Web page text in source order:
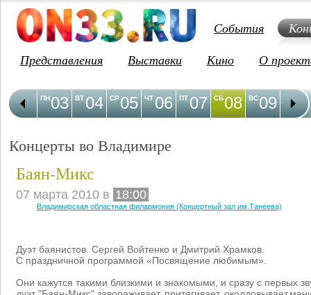
События
Представления
Выставки Кино О
03
ПН 04
ВТ 05
СР 06
ЧТ 07
ПТ 08
СБ 09
ВС 10
ПН
Концерты во Владимире
Баян-Микс
07 марта 2010 в 18:00
Владимирская областная филармония (Концертный зал им.Танеева)
Дуэт баянистов. Сергей Войтенко и Дмитрий Храмков.
С праздничной программой «Посвящение любимым».
Они кажутся такими близкими и знакомыми, и сразу с первых